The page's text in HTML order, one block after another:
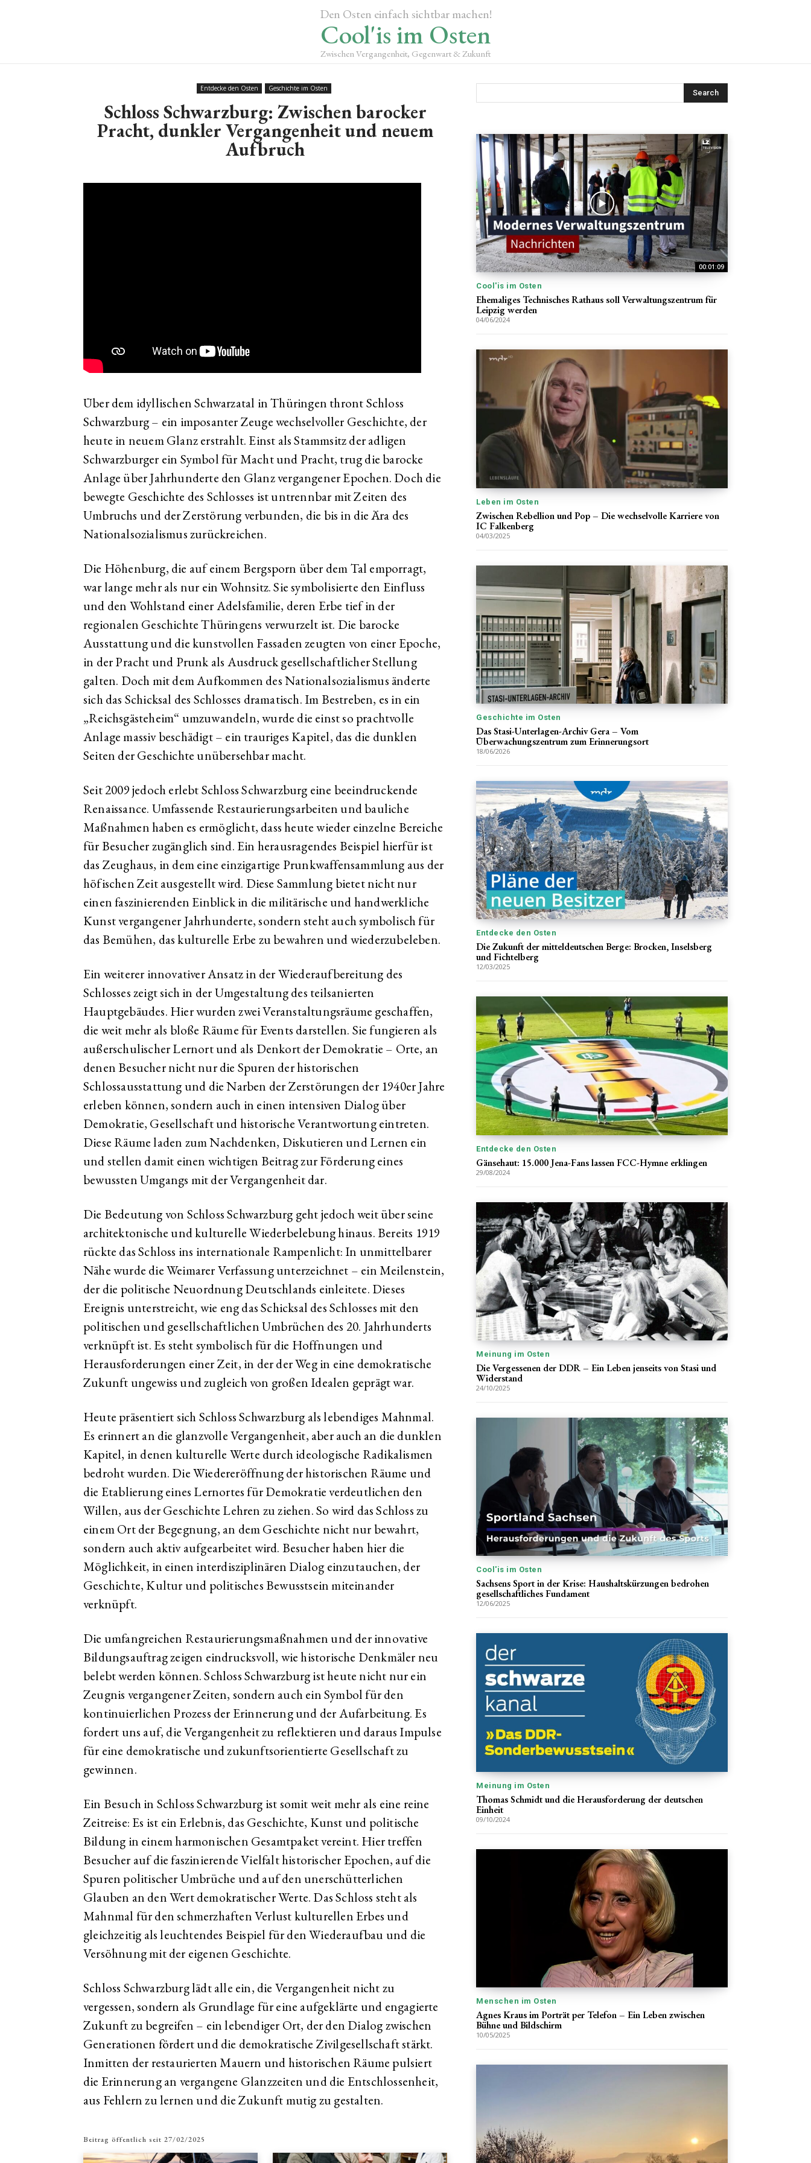
Den Osten einfach sichtbar machen!
Cool'is im Osten
Zwischen Vergangenheit, Gegenwart & Zukunft
Entdecke den Osten Geschichte im Osten
Schloss Schwarzburg: Zwischen barocker
Pracht, dunkler Vergangenheit und neuem
Aufbruch
Über dem idyllischen Schwarzatal in Thüringen thront Schloss
Schwarzburg – ein imposanter Zeuge wechselvoller Geschichte, der
heute in neuem Glanz erstrahlt. Einst als Stammsitz der adligen
Schwarzburger ein Symbol für Macht und Pracht, trug die barocke
Anlage über Jahrhunderte den Glanz vergangener Epochen. Doch die
bewegte Geschichte des Schlosses ist untrennbar mit Zeiten des
Umbruchs und der Zerstörung verbunden, die bis in die Ära des
Nationalsozialismus zurückreichen.
Die Höhenburg, die auf einem Bergsporn über dem Tal emporragt,
war lange mehr als nur ein Wohnsitz. Sie symbolisierte den Einfluss
und den Wohlstand einer Adelsfamilie, deren Erbe tief in der
regionalen Geschichte Thüringens verwurzelt ist. Die barocke
Ausstattung und die kunstvollen Fassaden zeugten von einer Epoche,
in der Pracht und Prunk als Ausdruck gesellschaftlicher Stellung
galten. Doch mit dem Aufkommen des Nationalsozialismus änderte
sich das Schicksal des Schlosses dramatisch. Im Bestreben, es in ein
„Reichsgästeheim“ umzuwandeln, wurde die einst so prachtvolle
Anlage massiv beschädigt – ein trauriges Kapitel, das die dunklen
Seiten der Geschichte unübersehbar macht.
Seit 2009 jedoch erlebt Schloss Schwarzburg eine beeindruckende
Renaissance. Umfassende Restaurierungsarbeiten und bauliche
Maßnahmen haben es ermöglicht, dass heute wieder einzelne Bereiche
für Besucher zugänglich sind. Ein herausragendes Beispiel hierfür ist
das Zeughaus, in dem eine einzigartige Prunkwaffensammlung aus der
höfischen Zeit ausgestellt wird. Diese Sammlung bietet nicht nur
einen faszinierenden Einblick in die militärische und handwerkliche
Kunst vergangener Jahrhunderte, sondern steht auch symbolisch für
das Bemühen, das kulturelle Erbe zu bewahren und wiederzubeleben.
Ein weiterer innovativer Ansatz in der Wiederaufbereitung des
Schlosses zeigt sich in der Umgestaltung des teilsanierten
Hauptgebäudes. Hier wurden zwei Veranstaltungsräume geschaffen,
die weit mehr als bloße Räume für Events darstellen. Sie fungieren als
außerschulischer Lernort und als Denkort der Demokratie – Orte, an
denen Besucher nicht nur die Spuren der historischen
Schlossausstattung und die Narben der Zerstörungen der 1940er Jahre
erleben können, sondern auch in einen intensiven Dialog über
Demokratie, Gesellschaft und historische Verantwortung eintreten.
Diese Räume laden zum Nachdenken, Diskutieren und Lernen ein
und stellen damit einen wichtigen Beitrag zur Förderung eines
bewussten Umgangs mit der Vergangenheit dar.
Die Bedeutung von Schloss Schwarzburg geht jedoch weit über seine
architektonische und kulturelle Wiederbelebung hinaus. Bereits 1919
rückte das Schloss ins internationale Rampenlicht: In unmittelbarer
Nähe wurde die Weimarer Verfassung unterzeichnet – ein Meilenstein,
der die politische Neuordnung Deutschlands einleitete. Dieses
Ereignis unterstreicht, wie eng das Schicksal des Schlosses mit den
politischen und gesellschaftlichen Umbrüchen des 20. Jahrhunderts
verknüpft ist. Es steht symbolisch für die Hoffnungen und
Herausforderungen einer Zeit, in der der Weg in eine demokratische
Zukunft ungewiss und zugleich von großen Idealen geprägt war.
Heute präsentiert sich Schloss Schwarzburg als lebendiges Mahnmal.
Es erinnert an die glanzvolle Vergangenheit, aber auch an die dunklen
Kapitel, in denen kulturelle Werte durch ideologische Radikalismen
bedroht wurden. Die Wiedereröffnung der historischen Räume und
die Etablierung eines Lernortes für Demokratie verdeutlichen den
Willen, aus der Geschichte Lehren zu ziehen. So wird das Schloss zu
einem Ort der Begegnung, an dem Geschichte nicht nur bewahrt,
sondern auch aktiv aufgearbeitet wird. Besucher haben hier die
Möglichkeit, in einen interdisziplinären Dialog einzutauchen, der
Geschichte, Kultur und politisches Bewusstsein miteinander
verknüpft.
Die umfangreichen Restaurierungsmaßnahmen und der innovative
Bildungsauftrag zeigen eindrucksvoll, wie historische Denkmäler neu
belebt werden können. Schloss Schwarzburg ist heute nicht nur ein
Zeugnis vergangener Zeiten, sondern auch ein Symbol für den
kontinuierlichen Prozess der Erinnerung und der Aufarbeitung. Es
fordert uns auf, die Vergangenheit zu reflektieren und daraus Impulse
für eine demokratische und zukunftsorientierte Gesellschaft zu
gewinnen.
Ein Besuch in Schloss Schwarzburg ist somit weit mehr als eine reine
Zeitreise: Es ist ein Erlebnis, das Geschichte, Kunst und politische
Bildung in einem harmonischen Gesamtpaket vereint. Hier treffen
Besucher auf die faszinierende Vielfalt historischer Epochen, auf die
Spuren politischer Umbrüche und auf den unerschütterlichen
Glauben an den Wert demokratischer Werte. Das Schloss steht als
Mahnmal für den schmerzhaften Verlust kulturellen Erbes und
gleichzeitig als leuchtendes Beispiel für den Wiederaufbau und die
Versöhnung mit der eigenen Geschichte.
Schloss Schwarzburg lädt alle ein, die Vergangenheit nicht zu
vergessen, sondern als Grundlage für eine aufgeklärte und engagierte
Zukunft zu begreifen – ein lebendiger Ort, der den Dialog zwischen
Generationen fördert und die demokratische Zivilgesellschaft stärkt.
Inmitten der restaurierten Mauern und historischen Räume pulsiert
die Erinnerung an vergangene Glanzzeiten und die Entschlossenheit,
aus Fehlern zu lernen und die Zukunft mutig zu gestalten.
Beitrag öffentlich seit 27/02/2025
Search
00:01:09
Cool'is im Osten
Ehemaliges Technisches Rathaus soll Verwaltungszentrum für
Leipzig werden
04/06/2024
Leben im Osten
Zwischen Rebellion und Pop – Die wechselvolle Karriere von
IC Falkenberg
04/03/2025
Geschichte im Osten
Das Stasi-Unterlagen-Archiv Gera – Vom
Überwachungszentrum zum Erinnerungsort
18/06/2026
Entdecke den Osten
Die Zukunft der mitteldeutschen Berge: Brocken, Inselsberg
und Fichtelberg
12/03/2025
Entdecke den Osten
Gänsehaut: 15.000 Jena-Fans lassen FCC-Hymne erklingen
29/08/2024
Meinung im Osten
Die Vergessenen der DDR – Ein Leben jenseits von Stasi und
Widerstand
24/10/2025
Cool'is im Osten
Sachsens Sport in der Krise: Haushaltskürzungen bedrohen
gesellschaftliches Fundament
12/06/2025
Meinung im Osten
Thomas Schmidt und die Herausforderung der deutschen
Einheit
09/10/2024
Menschen im Osten
Agnes Kraus im Porträt per Telefon – Ein Leben zwischen
Bühne und Bildschirm
10/05/2025